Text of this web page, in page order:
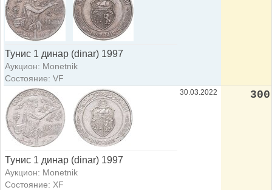
Тунис 1 динар (dinar) 1997
Аукцион: Monetnik
Состояние: VF
Тунис 1 динар (dinar) 1997
Аукцион: Monetnik
Состояние: XF
30.03.2022 300